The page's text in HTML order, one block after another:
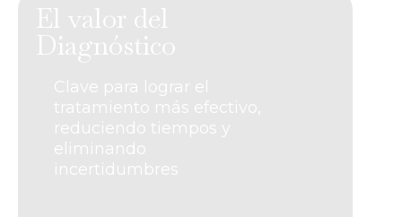
El valor del
Diagnóstico
Clave para lograr el
tratamiento más efectivo,
reduciendo tiempos y
eliminando
incertidumbres